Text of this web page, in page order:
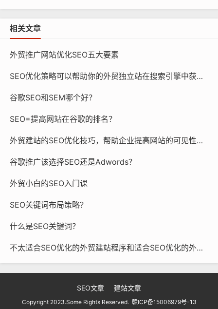
相关文章
外贸推广网站优化SEO五大要素
SEO优化策略可以帮助你的外贸独立站在搜索引擎中获得更好的排名
谷歌SEO和SEM哪个好？
SEO=提高网站在谷歌的排名？
外贸建站的SEO优化技巧，帮助企业提高网站的可见性和流量
谷歌推广该选择SEO还是Adwords？
外贸小白的SEO入门课
SEO关键词布局策略？
什么是SEO关键词？
不太适合SEO优化的外贸建站程序和适合SEO优化的外贸建站程序
SEO文章 建站文章
Copyright 2023.Some Rights Reserved. 赣ICP备15006979号-13